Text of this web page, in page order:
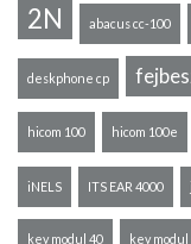
2N abacus cc-100
deskphone cp
hicom 100 hicom 100e
iNELS ITS EAR 4000
key modul 40 key modul